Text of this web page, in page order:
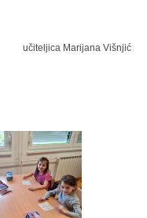
učiteljica Marijana Višnjić